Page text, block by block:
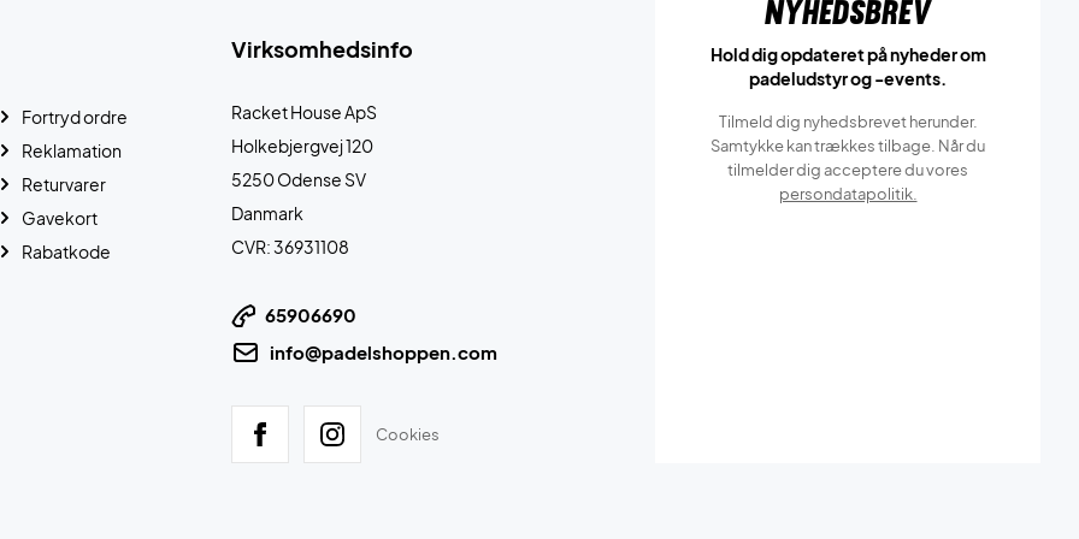
Virksomhedsinfo
Racket House ApS
Holkebjergvej 120
5250 Odense SV
Danmark
CVR: 36931108
65906690
info@padelshoppen.com
Cookies
Fortryd ordre
Reklamation
Returvarer
Gavekort
Rabatkode
Nyhedsbrev
Hold dig opdateret på nyheder om
padeludstyr og -events.
Tilmeld dig nyhedsbrevet herunder.
Samtykke kan trækkes tilbage. Når du
tilmelder dig acceptere du vores
persondatapolitik.